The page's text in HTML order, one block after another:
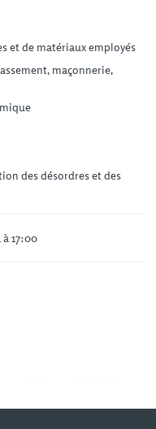
et de matériaux employés
maçonnerie,
des désordres et des
17:00